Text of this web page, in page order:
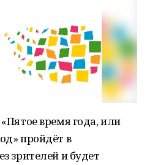
время года, или
пройдёт в
зрителей и будет